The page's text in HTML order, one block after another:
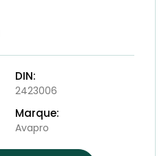
DIN:
2423006
Marque:
Avapro